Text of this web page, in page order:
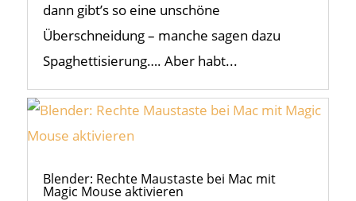
dann gibt’s so eine unschöne
Überschneidung – manche sagen dazu
Spaghettisierung…. Aber habt...
Blender: Rechte Maustaste bei Mac mit
Magic Mouse aktivieren